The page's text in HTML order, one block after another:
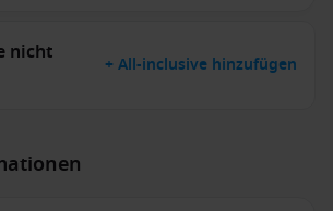
nicht
+ All-inclusive hinzufügen